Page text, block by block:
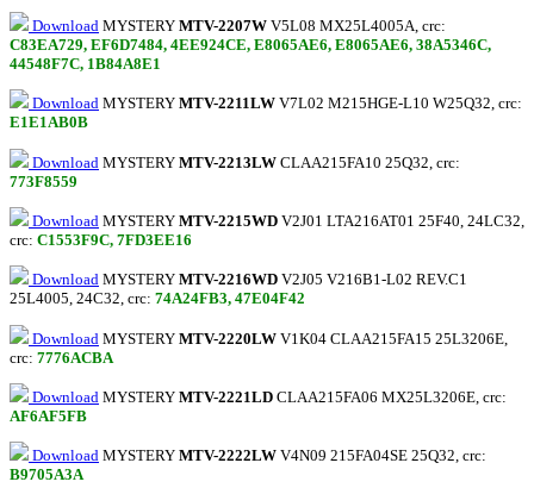
Download MYSTERY MTV-2207W V5L08 MX25L4005A, crc:
C83EA729, EF6D7484, 4EE924CE, E8065AE6, E8065AE6, 38A5346C,
44548F7C, 1B84A8E1
Download MYSTERY MTV-2211LW V7L02 M215HGE-L10 W25Q32, crc:
E1E1AB0B
Download MYSTERY MTV-2213LW CLAA215FA10 25Q32, crc:
773F8559
Download MYSTERY MTV-2215WD V2J01 LTA216AT01 25F40, 24LC32,
crc: C1553F9C, 7FD3EE16
Download MYSTERY MTV-2216WD V2J05 V216B1-L02 REV.C1
25L4005, 24C32, crc: 74A24FB3, 47E04F42
Download MYSTERY MTV-2220LW V1K04 CLAA215FA15 25L3206E,
crc: 7776ACBA
Download MYSTERY MTV-2221LD CLAA215FA06 MX25L3206E, crc:
AF6AF5FB
Download MYSTERY MTV-2222LW V4N09 215FA04SE 25Q32, crc:
B9705A3A